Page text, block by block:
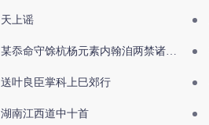
天上谣
某忝命守馀杭杨元素内翰洎两禁诸公出祖佛寺
送叶良臣掌科上巳郊行
湖南江西道中十首